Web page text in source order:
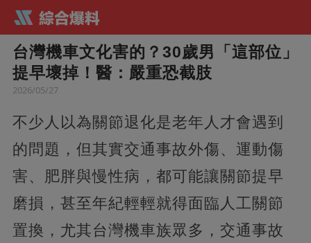
台灣機車文化害的？30歲男「這部位」
提早壞掉！醫：嚴重恐截肢
2026/05/27
不少人以為關節退化是老年人才會遇到
的問題，但其實交通事故外傷、運動傷
害、肥胖與慢性病，都可能讓關節提早
磨損，甚至年紀輕輕就得面臨人工關節
置換，尤其台灣機車族眾多，交通事故